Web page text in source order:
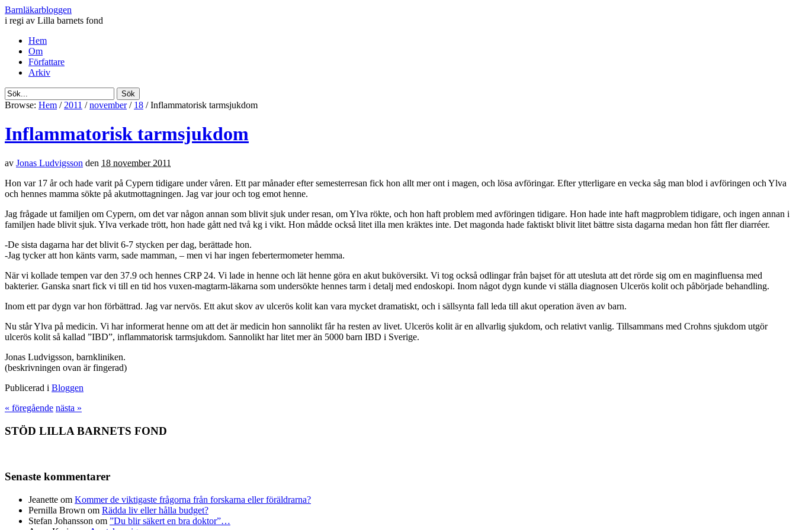
Barnläkarbloggen
i regi av Lilla barnets fond
Hem
Om
Författare
Arkiv
Browse: Hem / 2011 / november / 18 / Inflammatorisk tarmsjukdom
Inflammatorisk tarmsjukdom
av Jonas Ludvigsson den 18 november 2011
Hon var 17 år och hade varit på Cypern tidigare under våren. Ett par månader efter semesterresan fick hon allt mer ont i magen, och lösa avföringar. Efter ytterligare en vecka såg man blod i avföringen och Ylva
och hennes mamma sökte på akutmottagningen. Jag var jour och tog emot henne.
Jag frågade ut familjen om Cypern, om det var någon annan som blivit sjuk under resan, om Ylva rökte, och hon haft problem med avföringen tidigare. Hon hade inte haft magproblem tidigare, och ingen annan i
familjen hade blivit sjuk. Ylva verkade trött, hon hade gått ned två kg i vikt. Hon mådde också litet illa men kräktes inte. Det magonda hade faktiskt blivit litet bättre sista dagarna medan hon fått fler diarréer.
-De sista dagarna har det blivit 6-7 stycken per dag, berättade hon.
-Jag tycker att hon känts varm, sade mamman, – men vi har ingen febertermometer hemma.
När vi kollade tempen var den 37.9 och hennes CRP 24. Vi lade in henne och lät henne göra en akut buköversikt. Vi tog också odlingar från bajset för att utesluta att det rörde sig om en maginfluensa med
bakterier. Ganska snart fick vi till en tid hos vuxen-magtarm-läkarna som undersökte hennes tarm i detalj med endoskopi. Inom något dygn kunde vi ställa diagnosen Ulcerös kolit och påbörjade behandling.
Inom ett par dygn var hon förbättrad. Jag var nervös. Ett akut skov av ulcerös kolit kan vara mycket dramatiskt, och i sällsynta fall leda till akut operation även av barn.
Nu står Ylva på medicin. Vi har informerat henne om att det är medicin hon sannolikt får ha resten av livet. Ulcerös kolit är en allvarlig sjukdom, och relativt vanlig. Tillsammans med Crohns sjukdom utgör
ulcerös kolit så kallad ”IBD”, inflammatorisk tarmsjukdom. Sannolikt har litet mer än 5000 barn IBD i Sverige.
Jonas Ludvigsson, barnkliniken.
(beskrivningen ovan är fingerad)
Publicerad i Bloggen
« föregående nästa »
STÖD LILLA BARNETS FOND
Senaste kommentarer
Jeanette om Kommer de viktigaste frågorna från forskarna eller föräldrarna?
Pernilla Brown om Rädda liv eller hålla budget?
Stefan Johansson om ”Du blir säkert en bra doktor”…